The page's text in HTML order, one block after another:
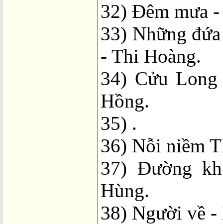
32) Đêm mưa
33) Những
- Thi Hoàng.
34) Cửu
Hồng.
35) .
36) Nỗi niềm
37) Đường
Hùng.
38) Người về -